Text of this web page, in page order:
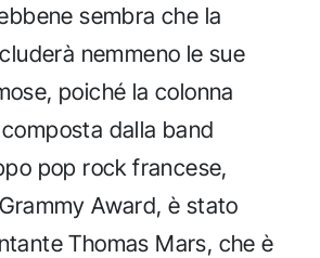
sembra che la
nemmeno le sue
poiché la colonna
dalla band
pop rock francese,
Award, è stato
Thomas Mars, che è